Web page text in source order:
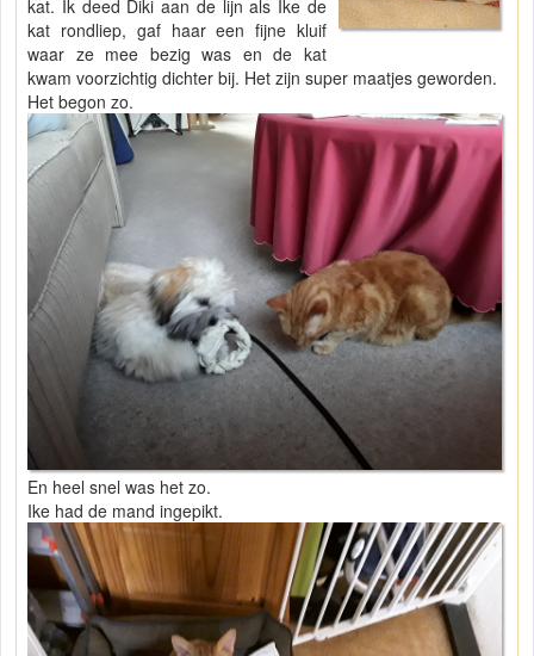
kat. Ik deed Diki aan de lijn als Ike de
kat rondliep, gaf haar een fijne kluif
waar ze mee bezig was en de kat
kwam voorzichtig dichter bij. Het zijn super maatjes geworden.
Het begon zo.
En heel snel was het zo.
Ike had de mand ingepikt.